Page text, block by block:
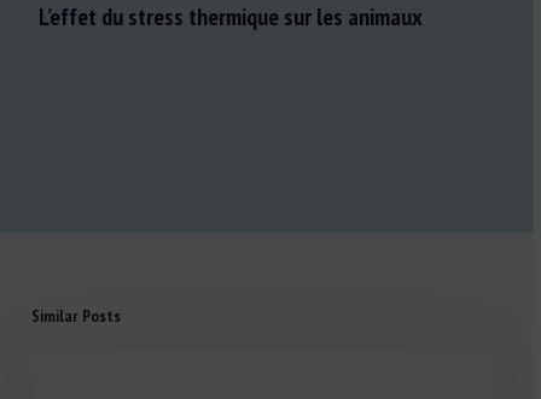
L’effet du stress thermique sur les animaux
Similar Posts